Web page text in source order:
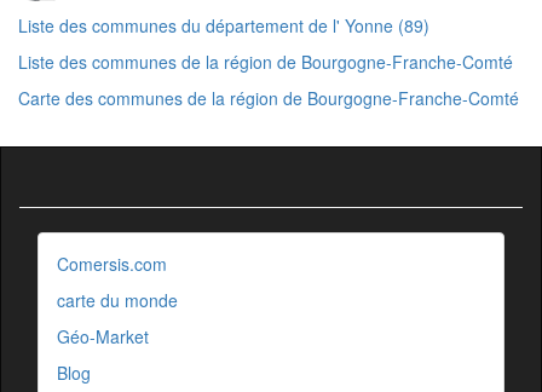
Liste des communes du département de l' Yonne (89)
Liste des communes de la région de Bourgogne-Franche-Comté
Carte des communes de la région de Bourgogne-Franche-Comté
Comersis.com
carte du monde
Géo-Market
Blog